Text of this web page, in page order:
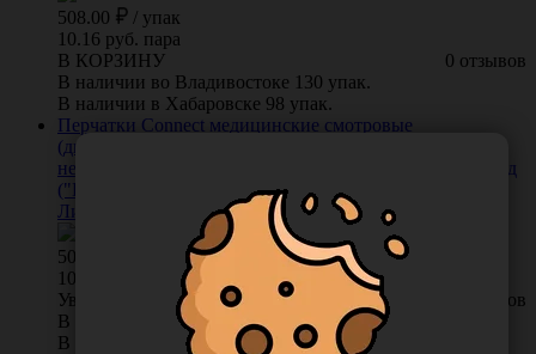
508.00 / упак
10.16 руб. пара
0 отзывов
В КОРЗИНУ
В наличии во Владивостоке 130 упак.
В наличии в Хабаровске 98 упак.
Перчатки Connect медицинские смотровые
(диагностические) нестерильные латексные,
неопудренные, размер L (8.5), 50 пар/упаковка, Таиланд
("Шри Транг Гловс (Таиланд) Паблик Компани
Лимитед")
508.00
10.16 руб. пара
0 отзывов
Уведомить о поступлении
В наличии во Владивостоке 0 упак.
В наличии в Хабаровске 49 упак.